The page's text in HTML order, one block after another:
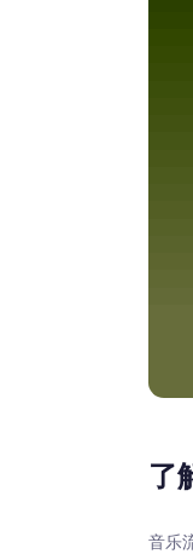
了
音乐